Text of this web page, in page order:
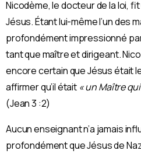
Nicodème, le docteur de la loi,
Jésus. Étant lui-même l’un des
profondément impressionné
tant que maître et dirigeant.
encore certain que Jésus était
affirmer qu’il était « un Maître
(Jean 3 :2)
Aucun enseignant n’a jamais
profondément que Jésus de